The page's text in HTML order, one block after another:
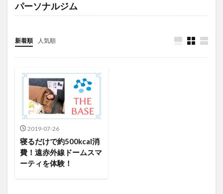
パーソナルジム
新着順 人気順
2019-07-26
寝るだけで約500kcal消
費！遠赤外線ドームスマ
ーティを体験！